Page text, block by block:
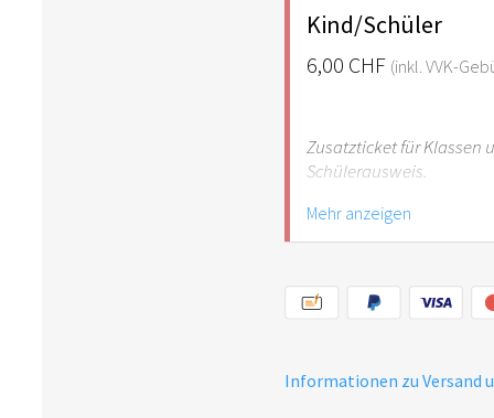
Kind/Schüler
6,00 CHF (inkl. VVK-
Zusatzticket für Klassen
Schülerausweis.
Hinweis: Für Kinder
empfehlenswert.
Mehr anzeigen
Informationen zu Versand